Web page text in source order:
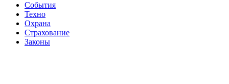
События
Техно
Охрана
Страхование
Законы